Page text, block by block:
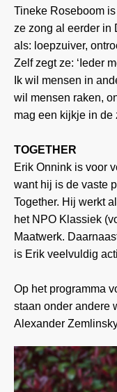
Tineke Roseboom
ze zong al eerder in
als: loepzuiver,
Zelf zegt ze: ‘Ieder
Ik wil mensen in
wil mensen raken,
mag een kijkje in de
TOGETHER
Erik Onnink is voor
want hij is de vaste
Together. Hij werkt
het NPO Klassiek
Maatwerk.
is Erik veelvuldig
Op het programma
staan onder andere
Alexander